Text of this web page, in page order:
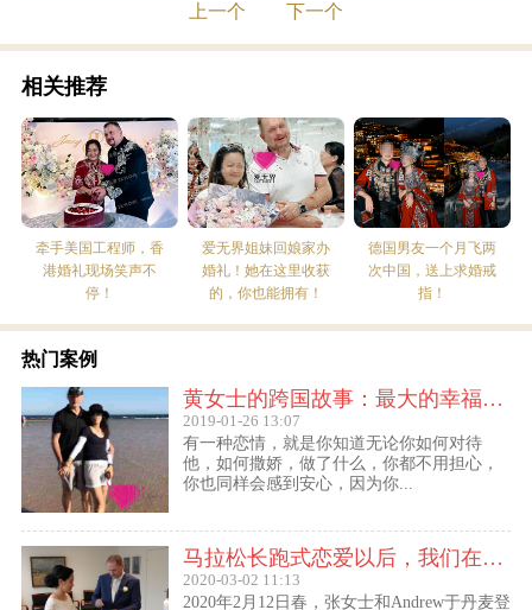
上一个 下一个
相关推荐
牵手美国工程师，香
港婚礼现场笑声不
停！
爱无界姐妹回娘家办
婚礼！她在这里收获
的，你也能拥有！
德国男友一个月飞两
次中国，送上求婚戒
指！
热门案例
黄女士的跨国故事：最大的幸福便是有一个白马王子一直默默等着自己
2019-01-26 13:07
有一种恋情，就是你知道无论你如何对待
他，如何撒娇，做了什么，你都不用担心，
你也同样会感到安心，因为你...
马拉松长跑式恋爱以后，我们在丹麦登记结婚了
2020-03-02 11:13
2020年2月12日春，张女士和Andrew于丹麦登